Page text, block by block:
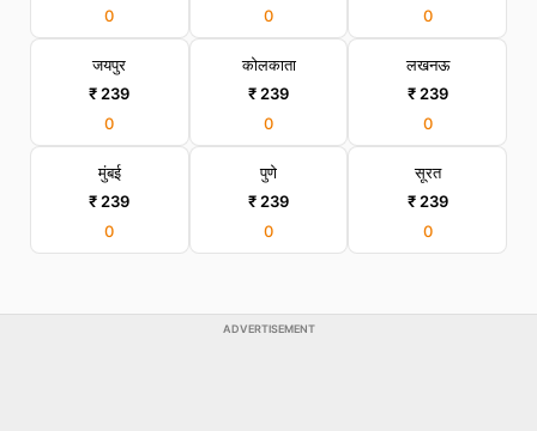
0
0
0
जयपुर
₹ 239
0
कोलकाता
₹ 239
0
लखनऊ
₹ 239
0
मुंबई
₹ 239
0
पुणे
₹ 239
0
सूरत
₹ 239
0
ADVERTISEMENT